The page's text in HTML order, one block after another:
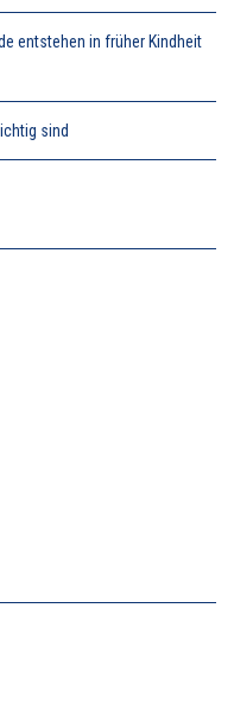
entstehen in früher Kindheit
sind